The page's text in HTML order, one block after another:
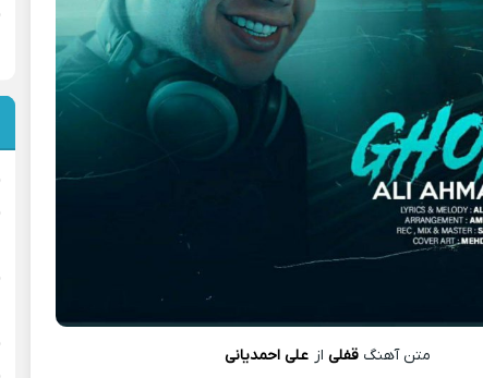
متن آهنگ قفلی از علی احمدیانی